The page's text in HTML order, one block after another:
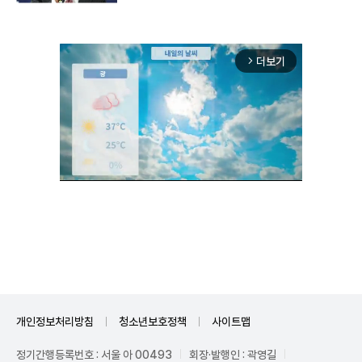
arrow_forward_ios 더보기
개인정보처리방침 청소년보호정책 사이트맵
정기간행등록번호 : 서울 아 00493 회장·발행인 : 곽영길